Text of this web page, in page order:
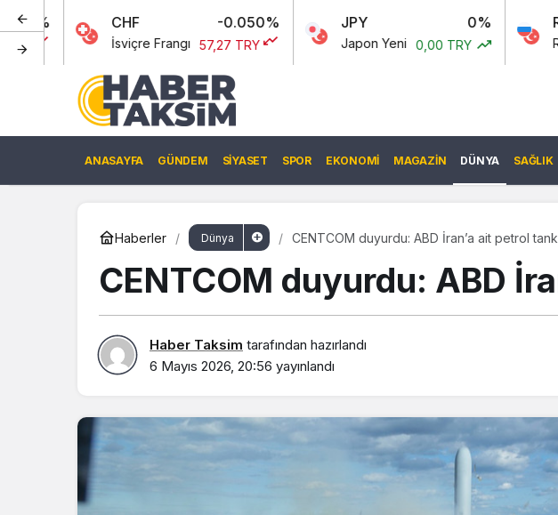
CHF -0.050%
İsviçre Frangı 57,27 TRY
JPY
Japon Yeni 0,00 TRY
RUB
Rus Rublesi
ANASAYFA GÜNDEM SIYASET SPOR EKONOMI MAGAZIN DÜNYA SAĞLIK
Haberler Dünya CENTCOM duyurdu: ABD İran’a ait petrol
CENTCOM duyurdu: ABD
Haber Taksim tarafından hazırlandı
6 Mayıs 2026, 20:56 yayınlandı